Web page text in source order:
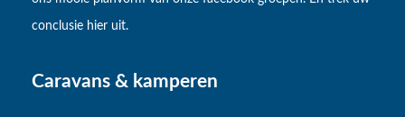
conclusie hier uit.
Caravans & kamperen